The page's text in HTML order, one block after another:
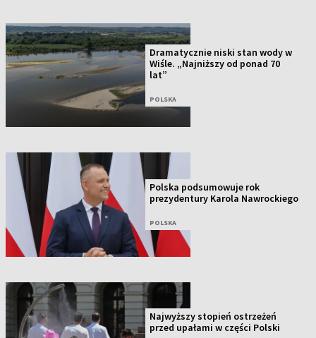
Dramatycznie niski stan wody w
Wiśle. „Najniższy od ponad 70
lat”
POLSKA
Polska podsumowuje rok
prezydentury Karola Nawrockiego
POLSKA
Najwyższy stopień ostrzeżeń
przed upałami w części Polski